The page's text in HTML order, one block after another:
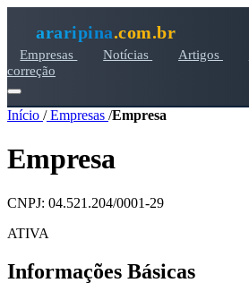
araripina.com.br
Empresas Notícias Artigos
correção
Início /Empresas /Empresa
Empresa
CNPJ: 04.521.204/0001-29
ATIVA
Informações Básicas